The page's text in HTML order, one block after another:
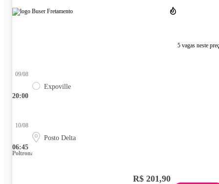
5 vagas neste
20:00
09/08
Expoville
06:45
10/08
Posto Delta
Poltrona
R$ 201,90